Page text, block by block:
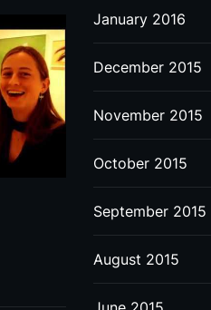
January 2016
December 2015
November 2015
October 2015
September 2015
August 2015